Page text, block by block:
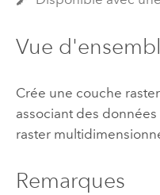
Vue
Crée une couche
associant des
raster
Remarques